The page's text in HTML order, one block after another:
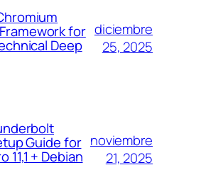
for
Deep
diciembre
25, 2025
Guide for
11,1 + Debian
noviembre
21, 2025